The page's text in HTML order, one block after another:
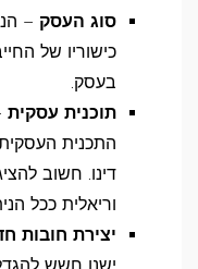
סוג העסק –
כישוריו של
בעסק.
תוכנית עסקית
התכנית
דינו. חשוב
וריאלית ככל
יצירת חובות